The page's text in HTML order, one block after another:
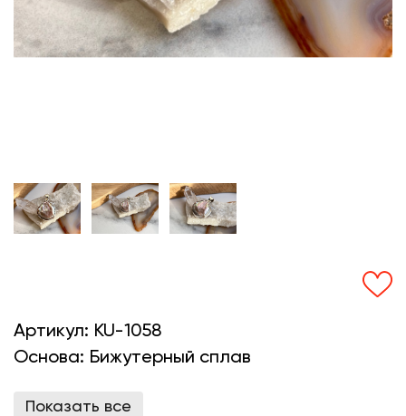
Артикул: KU-1058
Основа: Бижутерный сплав
Показать все